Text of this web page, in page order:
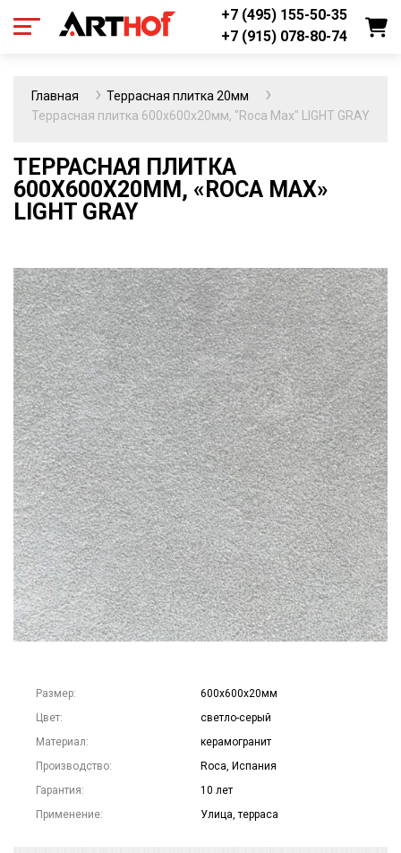
+7 (495) 155-50-35
+7 (915) 078-80-74
Главная
Террасная плитка 20мм
Террасная плитка 600х600х20мм, "Roca Max" LIGHT GRAY
ТЕРРАСНАЯ ПЛИТКА
600Х600Х20ММ, «ROCA MAX»
LIGHT GRAY
Размер:
600х600х20мм
Цвет:
светло-серый
Материал:
керамогранит
Производство:
Roca, Испания
Гарантия:
10 лет
Применение:
Улица, терраса